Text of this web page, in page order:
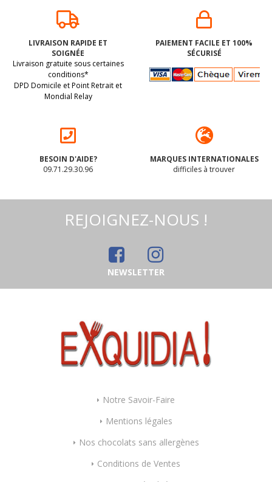
LIVRAISON RAPIDE ET
SOIGNÉE
Livraison gratuite sous certaines
conditions*
DPD Domicile et Point Retrait et
Mondial Relay
PAIEMENT FACILE ET 100%
SÉCURISÉ
BESOIN D'AIDE?
09.71.29.30.96
MARQUES INTERNATIONALES
difficiles à trouver
REJOIGNEZ-NOUS !
NEWSLETTER
Notre Savoir-Faire
Mentions légales
Nos chocolats sans allergènes
Conditions de Ventes